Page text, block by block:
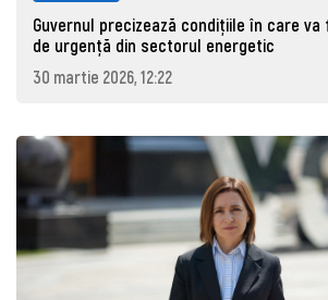
Guvernul precizează condițiile în care
de urgență din sectorul energetic
30 martie 2026, 12:22